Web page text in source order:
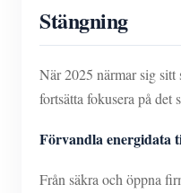
Stängning
När 2025 närmar sig
fortsätta fokusera på det
Förvandla energidata
Från säkra och öppna